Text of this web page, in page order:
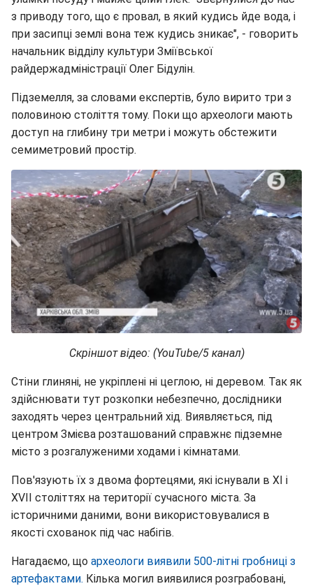
з приводу того, що є провал, в який кудись йде вода, і
при засипці землі вона теж кудись зникає", - говорить
начальник відділу культури Зміївської
райдержадміністрації Олег Бідулін.
Підземелля, за словами експертів, було вирито три з
половиною століття тому. Поки що археологи мають
доступ на глибину три метри і можуть обстежити
семиметровий простір.
Скріншот відео: (YouTube/5 канал)
Стіни глиняні, не укріплені ні цеглою, ні деревом. Так як
здійснювати тут розкопки небезпечно, дослідники
заходять через центральний хід. Виявляється, під
центром Змієва розташований справжнє підземне
місто з розгалуженими ходами і кімнатами.
Пов'язують їх з двома фортецями, які існували в XI і
ХVІІ століттях на території сучасного міста. За
історичними даними, вони використовувалися в
якості схованок під час набігів.
Нагадаємо, що археологи виявили 500-літні гробниці з
артефактами. Кілька могил виявилися розграбовані,